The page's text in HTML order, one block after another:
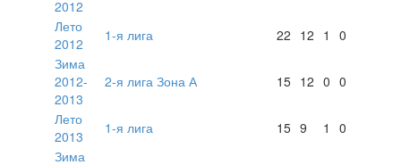
2012
Лето
2012
1-я лига 22 12 1
0
Зима
2012-
2013
2-я лига Зона А 15 12 0 0
Лето
2013
1-я лига 15 9 1
0
Зима